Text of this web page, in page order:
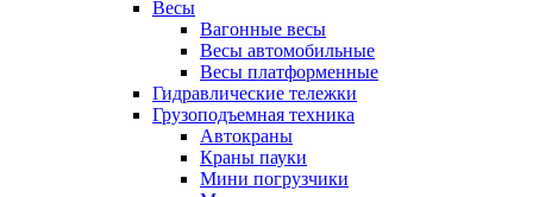
Весы
Вагонные весы
Весы автомобильные
Весы платформенные
Гидравлические тележки
Грузоподъемная техника
Автокраны
Краны пауки
Мини погрузчики